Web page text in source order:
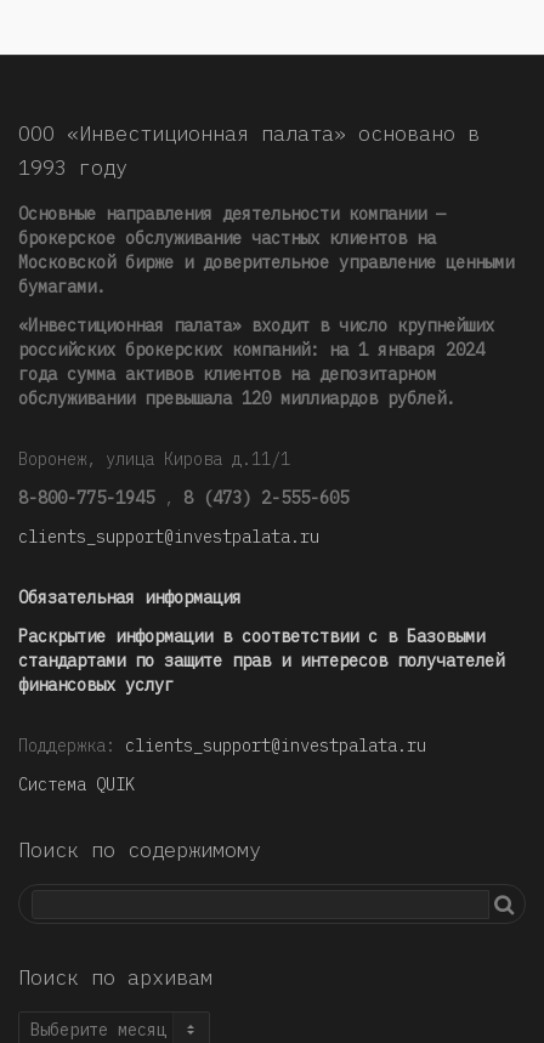
ООО «Инвестиционная палата» основано в
1993 году
Основные направления деятельности компании —
брокерское обслуживание частных клиентов на
Московской бирже и доверительное управление ценными
бумагами.
«Инвестиционная палата» входит в число крупнейших
российских брокерских компаний: на 1 января 2024
года сумма активов клиентов на депозитарном
обслуживании превышала 120 миллиардов рублей.
Воронеж, улица Кирова д.11/1
8-800-775-1945 , 8 (473) 2-555-605
clients_support@investpalata.ru
Обязательная информация
Раскрытие информации в соответствии с в Базовыми
стандартами по защите прав и интересов получателей
финансовых услуг
Поддержка: clients_support@investpalata.ru
Система QUIK
Поиск по содержимому
Поиск по архивам
Поиск